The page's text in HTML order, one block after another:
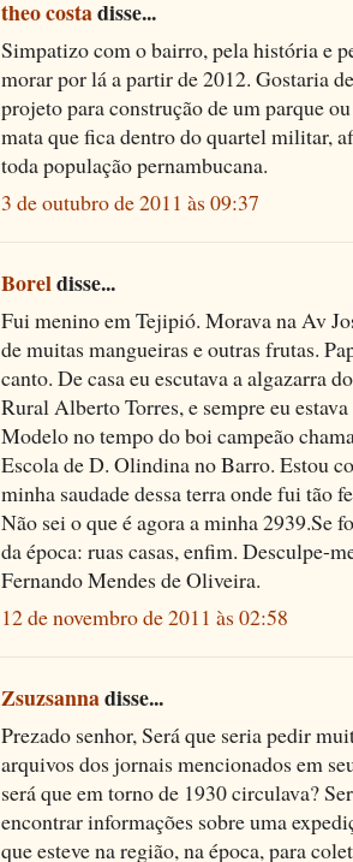
theo costadisse...
Simpatizo com o bairro, pela história e
morar por lá a partir de 2012. Gostaria
projeto para construção de um parque
mata que fica dentro do quartel militar,
toda população pernambucana.
3 de outubro de 2011 às 09:37
Boreldisse...
Fui menino em Tejipió. Morava na Av
de muitas mangueiras e outras frutas.
canto. De casa eu escutava a algazarra
Rural Alberto Torres, e sempre eu
Modelo no tempo do boi campeão
Escola de D. Olindina no Barro. Estou
minha saudade dessa terra onde fui tão
Não sei o que é agora a minha 2939.Se
da época: ruas casas, enfim. Desculpe-
Fernando Mendes de Oliveira.
12 de novembro de 2011 às 02:58
Zsuzsannadisse...
Prezado senhor, Será que seria pedir
arquivos dos jornais mencionados em
será que em torno de 1930 circulava?
encontrar informações sobre uma
que esteve na região, na época, para